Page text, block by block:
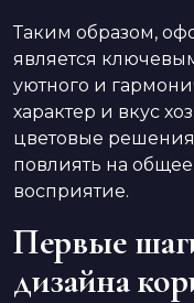
Таким образом,
является
уютного и
характер и вкус
цветовые
повлиять на
восприятие.
Первые
дизайна